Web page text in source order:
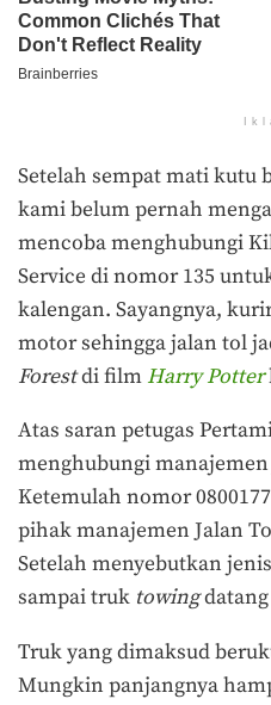
Setelah sempat mati kutu
kami belum pernah
mencoba menghubungi
Service di nomor 135
kalengan. Sayangnya,
motor sehingga jalan tol
Forestdi film Harry Potter
Atas saran petugas
menghubungi
Ketemulah nomor
pihak manajemen Jalan
Setelah menyebutkan
sampai truk towing
Truk yang dimaksud
Mungkin panjangnya